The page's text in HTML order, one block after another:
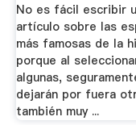
No es fácil escribir
artículo sobre las
más famosas de la
porque al
algunas,
dejarán por fuera
también muy ...